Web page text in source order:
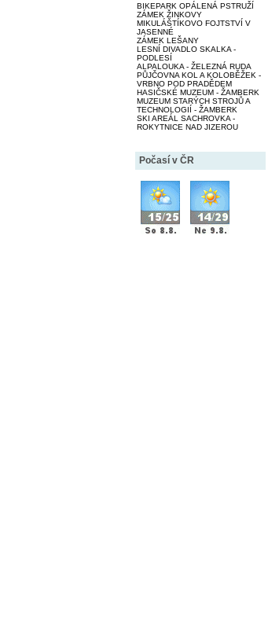
BIKEPARK OPÁLENÁ PSTRUŽÍ
ZÁMEK ŽINKOVY
MIKULÁŠTÍKOVO FOJTSTVÍ V
JASENNÉ
ZÁMEK LEŠANY
LESNÍ DIVADLO SKALKA -
PODLESÍ
ALPALOUKA - ŽELEZNÁ RUDA
PŮJČOVNA KOL A KOLOBĚŽEK -
VRBNO POD PRADĚDEM
HASIČSKÉ MUZEUM - ŽAMBERK
MUZEUM STARÝCH STROJŮ A
TECHNOLOGIÍ - ŽAMBERK
SKI AREÁL SACHROVKA -
ROKYTNICE NAD JIZEROU
Počasí v ČR